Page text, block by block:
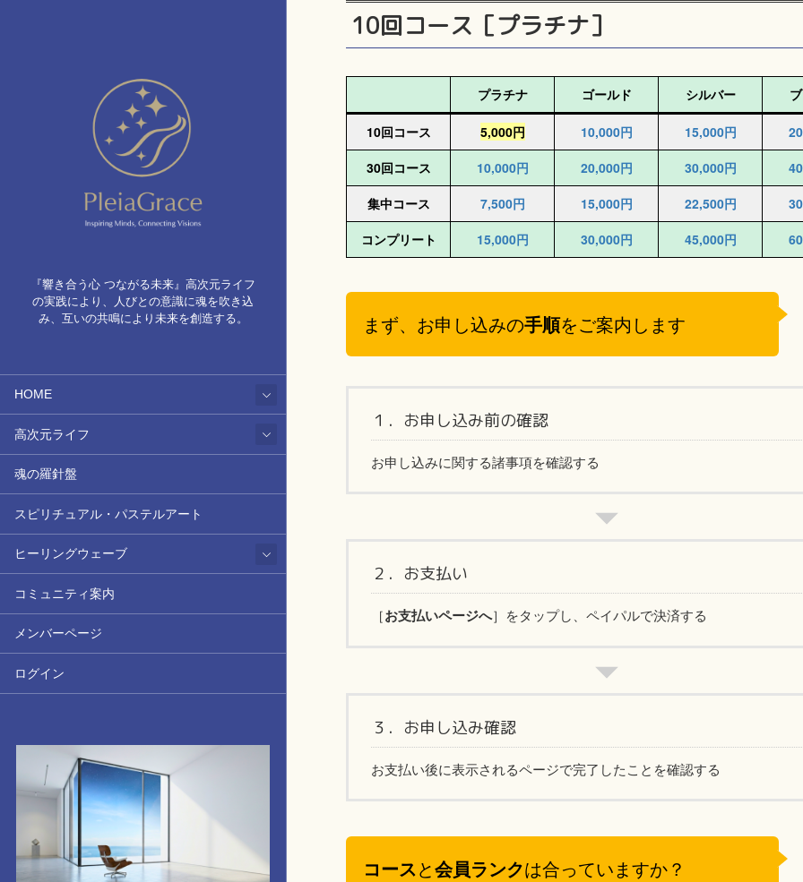
『響き合う心 つながる未来』高次元ライフ
の実践により、人びとの意識に魂を吹き込
み、互いの共鳴により未来を創造する。
HOME
高次元ライフ
魂の羅針盤
スピリチュアル・パステルアート
ヒーリングウェーブ
コミュニティ案内
メンバーページ
ログイン
10回コース［プラチナ］
プラチナ ゴールド シルバー
10回コース 5,000円 10,000円 15,000円
30回コース
10,000円 20,000円 30,000円
集中コース
7,500円 15,000円 22,500円
コンプリート
15,000円 30,000円 45,000円
まず、お申し込みの手順をご案内します
１．お申し込み前の確認
お申し込みに関する諸事項を確認する
２．お支払い
［お支払いページへ］をタップし、ペイパルで決済する
３．お申し込み確認
お支払い後に表示されるページで完了したことを確認する
コースと会員ランクは合っていますか？